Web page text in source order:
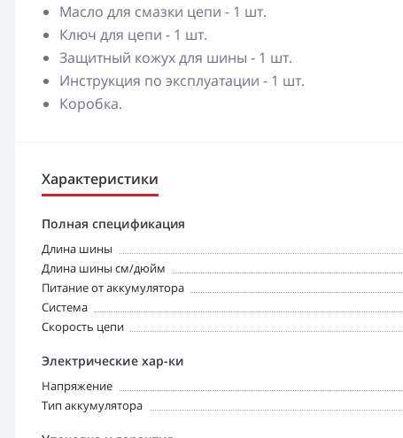
Масло для смазки цепи - 1 шт.
Ключ для цепи - 1 шт.
Защитный кожух для шины - 1 шт.
Инструкция по эксплуатации - 1 шт.
Коробка.
Характеристики
Полная спецификация
Длина шины
Длина шины см/дюйм
Питание от аккумулятора
Система
Скорость цепи
Электрические хар-ки
Напряжение
Тип аккумулятора